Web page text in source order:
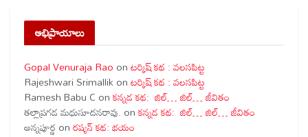
అభిప్రాయాలు
Gopal Venuraja Rao onటర్కిష్ కథ : వలసపిట్ట
Rajeshwari Srimallik onటర్కిష్ కథ : వలసపిట్ట
Ramesh Babu C onకన్నడ కథ: జిల్… జిల్… జీవితం
తల్లాప్రగడ మధుసూదనరావు. onకన్నడ కథ: జిల్… జిల్… జీవితం
అన్నపూర్ణ onరష్యన్ కథ: భయం